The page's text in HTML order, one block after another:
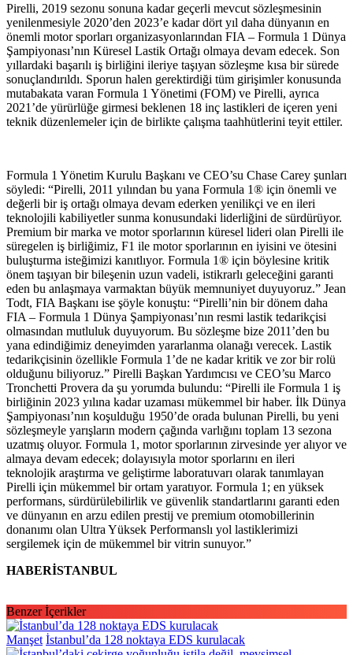
Pirelli, 2019 sezonu sonuna kadar geçerli mevcut sözleşmesinin
yenilenmesiyle 2020’den 2023’e kadar dört yıl daha dünyanın en
önemli motor sporları organizasyonlarından FIA – Formula 1 Dünya
Şampiyonası’nın Küresel Lastik Ortağı olmaya devam edecek. Son
yıllardaki başarılı iş birliğini ileriye taşıyan sözleşme kısa bir sürede
sonuçlandırıldı. Sporun halen gerektirdiği tüm girişimler konusunda
mutabakata varan Formula 1 Yönetimi (FOM) ve Pirelli, ayrıca
2021’de yürürlüğe girmesi beklenen 18 inç lastikleri de içeren yeni
teknik düzenlemeler için de birlikte çalışma taahhütlerini teyit ettiler.
Formula 1 Yönetim Kurulu Başkanı ve CEO’su Chase Carey şunları
söyledi: “Pirelli, 2011 yılından bu yana Formula 1® için önemli ve
değerli bir iş ortağı olmaya devam ederken yenilikçi ve en ileri
teknolojili kabiliyetler sunma konusundaki liderliğini de sürdürüyor.
Premium bir marka ve motor sporlarının küresel lideri olan Pirelli ile
süregelen iş birliğimiz, F1 ile motor sporlarının en iyisini ve ötesini
buluşturma isteğimizi kanıtlıyor. Formula 1® için böylesine kritik
önem taşıyan bir bileşenin uzun vadeli, istikrarlı geleceğini garanti
eden bu anlaşmaya varmaktan büyük memnuniyet duyuyoruz.” Jean
Todt, FIA Başkanı ise şöyle konuştu: “Pirelli’nin bir dönem daha
FIA – Formula 1 Dünya Şampiyonası’nın resmi lastik tedarikçisi
olmasından mutluluk duyuyorum. Bu sözleşme bize 2011’den bu
yana edindiğimiz deneyimden yararlanma olanağı verecek. Lastik
tedarikçisinin özellikle Formula 1’de ne kadar kritik ve zor bir rolü
olduğunu biliyoruz.” Pirelli Başkan Yardımcısı ve CEO’su Marco
Tronchetti Provera da şu yorumda bulundu: “Pirelli ile Formula 1 iş
birliğinin 2023 yılına kadar uzaması mükemmel bir haber. İlk Dünya
Şampiyonası’nın koşulduğu 1950’de orada bulunan Pirelli, bu yeni
sözleşmeyle yarışların modern çağında varlığını toplam 13 sezona
uzatmış oluyor. Formula 1, motor sporlarının zirvesinde yer alıyor ve
almaya devam edecek; dolayısıyla motor sporlarını en ileri
teknolojik araştırma ve geliştirme laboratuvarı olarak tanımlayan
Pirelli için mükemmel bir ortam yaratıyor. Formula 1; en yüksek
performans, sürdürülebilirlik ve güvenlik standartlarını garanti eden
ve dünyanın en arzu edilen prestij ve premium otomobillerinin
donanımı olan Ultra Yüksek Performanslı yol lastiklerimizi
sergilemek için de mükemmel bir vitrin sunuyor.”
HABERİSTANBUL
Benzer İçerikler
Manşet İstanbul’da 128 noktaya EDS kurulacak